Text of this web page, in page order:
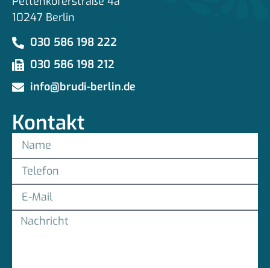
10247 Berlin
030 586 198 222
030 586 198 212
info@brudi-berlin.de
Kontakt